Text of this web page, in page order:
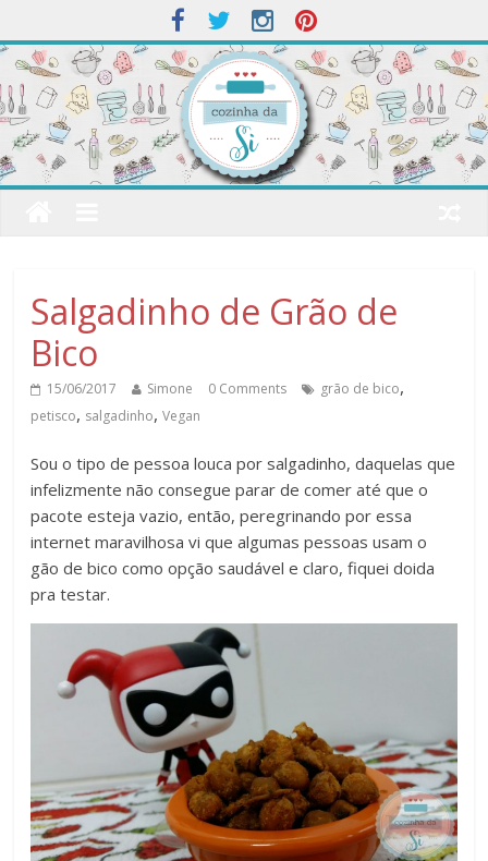
Salgadinho de Grão de
Bico
15/06/2017 Simone 0 Comments grão de bico,
petisco, salgadinho,Vegan
Sou o tipo de pessoa louca por salgadinho, daquelas que
infelizmente não consegue parar de comer até que o
pacote esteja vazio, então, peregrinando por essa
internet maravilhosa vi que algumas pessoas usam o
gão de bico como opção saudável e claro, fiquei doida
pra testar.